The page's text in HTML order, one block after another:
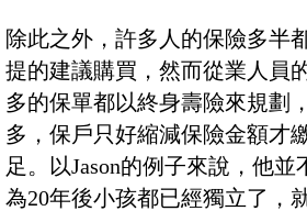
除此之外，許多人的保險多半
提的建議購買，然而從業人員
多的保單都以終身壽險來規劃
多，保戶只好縮減保險金額才
足。以Jason的例子來說，他
為20年後小孩都已經獨立了，